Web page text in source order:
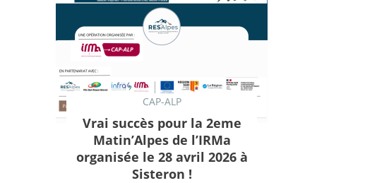
CAP-ALP
Vrai succès pour la 2eme
Matin’Alpes de l’IRMa
organisée le 28 avril 2026 à
Sisteron !